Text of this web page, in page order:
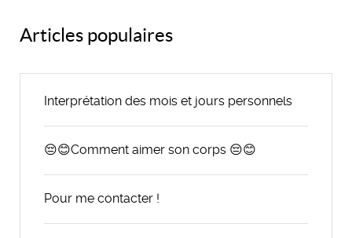
Articles populaires
Interprétation des mois et jours personnels
😔😊Comment aimer son corps 😔😊
Pour me contacter !